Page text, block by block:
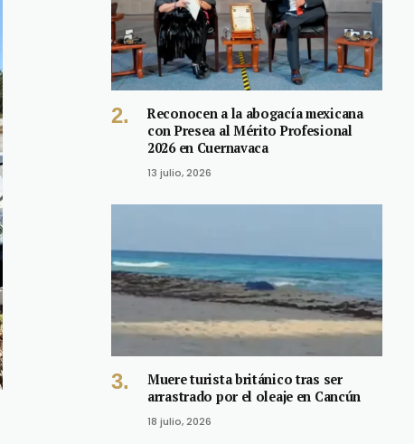
Reconocen a la abogacía mexicana
con Presea al Mérito Profesional
2026 en Cuernavaca
13 julio, 2026
Muere turista británico tras ser
arrastrado por el oleaje en Cancún
18 julio, 2026